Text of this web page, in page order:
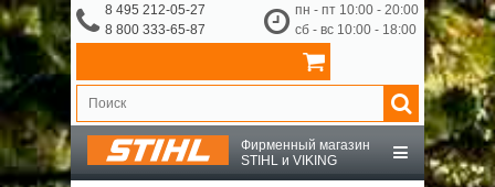
8 495 212-05-27
8 800 333-65-87
пн - пт 10:00 - 20:00
сб - вс 10:00 - 18:00
Фирменный магазин
STIHL и VIKING